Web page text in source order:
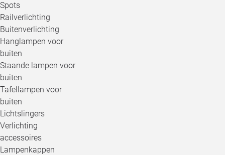
Spots
Railverlichting
Buitenverlichting
Hanglampen voor
buiten
Staande lampen voor
buiten
Tafellampen voor
buiten
Lichtslingers
Verlichting
accessoires
Lampenkappen